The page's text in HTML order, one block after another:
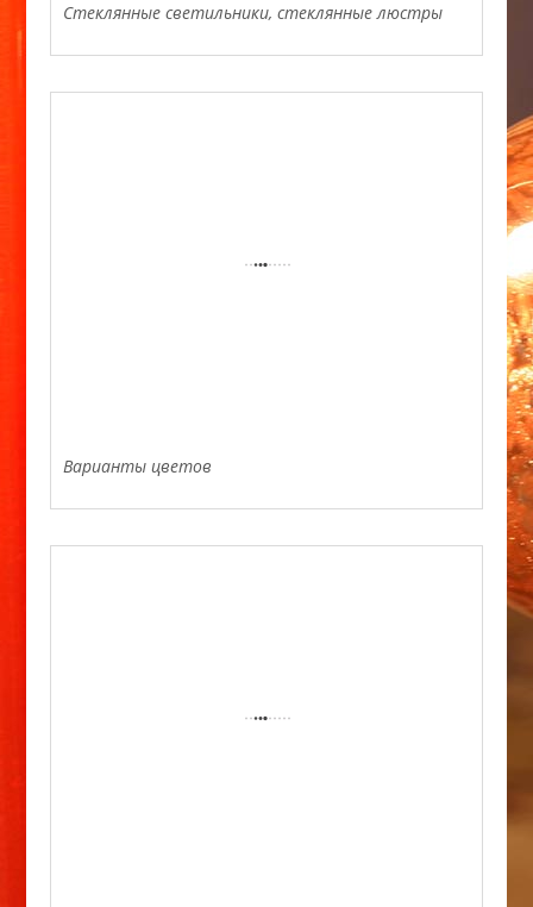
Стеклянные светильники, стеклянные люстры
Варианты цветов